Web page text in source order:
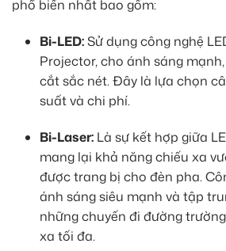
phổ biến nhất bao gồm:
Bi-LED:Sử dụng công nghệ
Projector, cho ánh sáng
cắt sắc nét. Đây là lựa chọn
suất và chi phí.
Bi-Laser: Là sự kết hợp giữa
mang lại khả năng chiếu xa
được trang bị cho đèn pha.
ánh sáng siêu mạnh và tập
những chuyến đi đường
xa tối đa.